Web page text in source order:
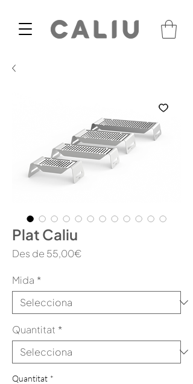
Plat Caliu
Des de 55,00€
Mida *
Quantitat *
Quantitat *